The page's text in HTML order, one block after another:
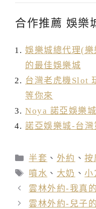
合作推薦 娛樂
娛樂城總代理(
的最佳娛樂城
台灣老虎機Slot
等你來
Noya 諾亞娛樂
諾亞娛樂城-台
分
類
半套 、 外約 、按
標
籤
噴水 、 大奶 、小
雲林外約-我真
雲林外約-兒子